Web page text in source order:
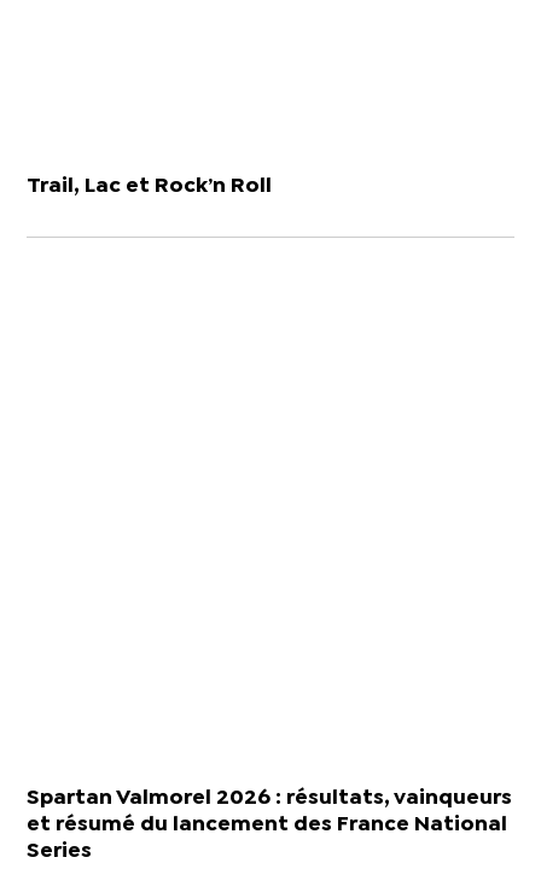
Trail, Lac et Rock’n Roll
Spartan Valmorel 2026 : résultats, vainqueurs
et résumé du lancement des France National
Series